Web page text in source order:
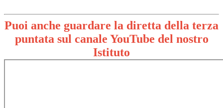
Puoi anche guardare la diretta della terza
puntata sul canale YouTube del nostro
Istituto